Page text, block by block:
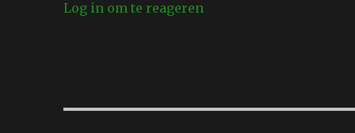
Log in om te reageren